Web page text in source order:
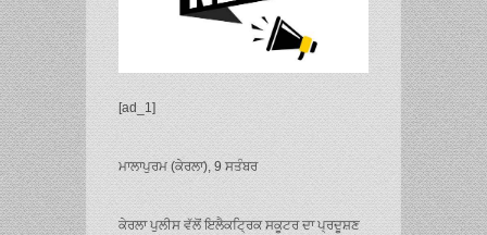
[ad_1]
ਮਾਲਾਪੁਰਮ (ਕੇਰਲਾ), 9 ਸਤੰਬਰ
ਕੇਰਲਾ ਪੁਲੀਸ ਵੱਲੋਂ ਇਲੈਕਟ੍ਰਿਕ ਸਕੂਟਰ ਦਾ ਪ੍ਰਦੂਸ਼ਣ